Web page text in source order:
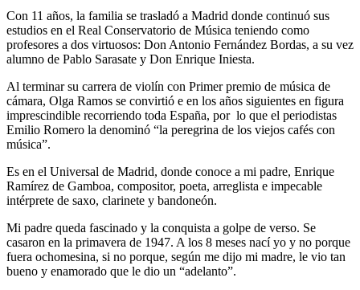
Con 11 años, la familia se trasladó a Madrid donde continuó sus
estudios en el Real Conservatorio de Música teniendo como
profesores a dos virtuosos: Don Antonio Fernández Bordas, a su vez
alumno de Pablo Sarasate y Don Enrique Iniesta.
Al terminar su carrera de violín con Primer premio de música de
cámara, Olga Ramos se convirtió e en los años siguientes en figura
imprescindible recorriendo toda España, por lo que el periodistas
Emilio Romero la denominó “la peregrina de los viejos cafés con
música”.
Es en el Universal de Madrid, donde conoce a mi padre, Enrique
Ramírez de Gamboa, compositor, poeta, arreglista e impecable
intérprete de saxo, clarinete y bandoneón.
Mi padre queda fascinado y la conquista a golpe de verso. Se
casaron en la primavera de 1947. A los 8 meses nací yo y no porque
fuera ochomesina, si no porque, según me dijo mi madre, le vio tan
bueno y enamorado que le dio un “adelanto”.